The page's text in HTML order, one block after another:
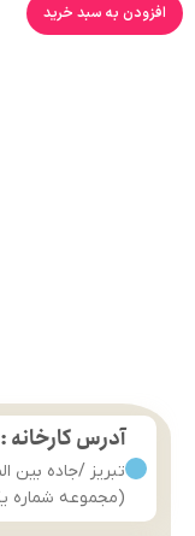
افزودن به سبد خرید
آدرس کارخانه :
تبریز /جاده بین
(مجموعه شماره